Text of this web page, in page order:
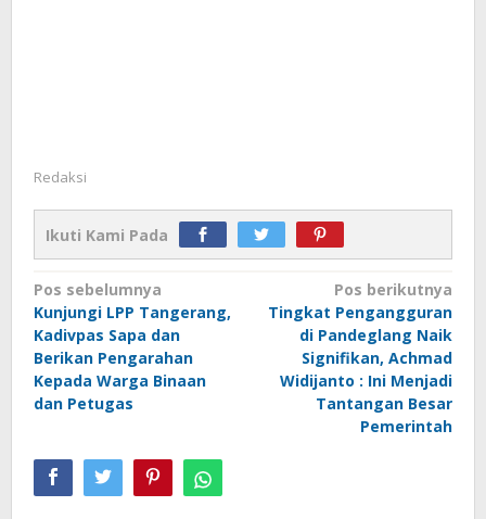
Redaksi
Ikuti Kami Pada
Navigasi
pos
Pos sebelumnya
Kunjungi LPP Tangerang,
Kadivpas Sapa dan
Berikan Pengarahan
Kepada Warga Binaan
dan Petugas
Pos berikutnya
Tingkat Pengangguran
di Pandeglang Naik
Signifikan, Achmad
Widijanto : Ini Menjadi
Tantangan Besar
Pemerintah